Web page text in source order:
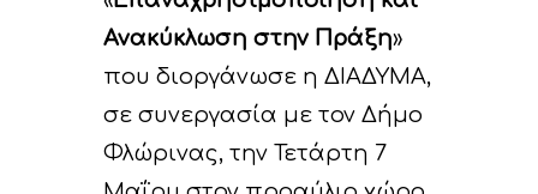
Ανακύκλωση στην Πράξη»
που διοργάνωσε η ΔΙΑΔΥΜΑ,
σε συνεργασία με τον Δήμο
Φλώρινας, την Τετάρτη 7
Έργο
Στοιχεία
Στόχοι
Εταίροι
Δράσεις
A.
Δράσεις
Κυκλική
Νέα